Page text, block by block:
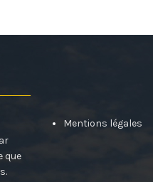
que
Mentions légales